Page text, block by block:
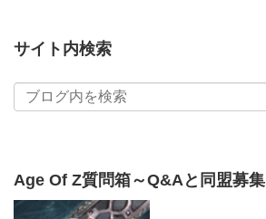
サイト内検索
Age Of Z質問箱～Q&Aと同盟募集